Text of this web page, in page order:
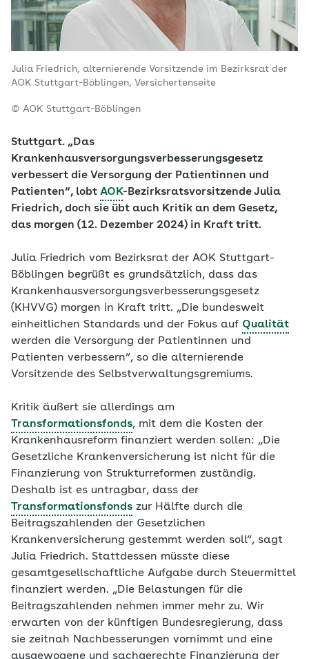
Julia Friedrich, alternierende Vorsitzende im Bezirksrat der
AOK Stuttgart-Böblingen, Versichertenseite
© AOK Stuttgart-Böblingen
Stuttgart. „Das
Krankenhausversorgungsverbesserungsgesetz
verbessert die Versorgung der Patientinnen und
Patienten“, lobt AOK-Bezirksratsvorsitzende Julia
Friedrich, doch sie übt auch Kritik an dem Gesetz,
das morgen (12. Dezember 2024) in Kraft tritt.
Julia Friedrich vom Bezirksrat der AOK Stuttgart-
Böblingen begrüßt es grundsätzlich, dass das
Krankenhausversorgungsverbesserungsgesetz
(KHVVG) morgen in Kraft tritt. „Die bundesweit
einheitlichen Standards und der Fokus auf Qualität
werden die Versorgung der Patientinnen und
Patienten verbessern“, so die alternierende
Vorsitzende des Selbstverwaltungsgremiums.
Kritik äußert sie allerdings am
Transformationsfonds, mit dem die Kosten der
Krankenhausreform finanziert werden sollen: „Die
Gesetzliche Krankenversicherung ist nicht für die
Finanzierung von Strukturreformen zuständig.
Deshalb ist es untragbar, dass der
Transformationsfonds zur Hälfte durch die
Beitragszahlenden der Gesetzlichen
Krankenversicherung gestemmt werden soll“, sagt
Julia Friedrich. Stattdessen müsste diese
gesamtgesellschaftliche Aufgabe durch Steuermittel
finanziert werden. „Die Belastungen für die
Beitragszahlenden nehmen immer mehr zu. Wir
erwarten von der künftigen Bundesregierung, dass
sie zeitnah Nachbesserungen vornimmt und eine
ausgewogene und sachgerechte Finanzierung der